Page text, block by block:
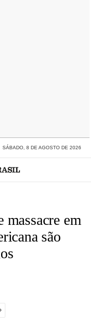
SÁBADO, 8 DE AGOSTO DE 2026
massacre em
são